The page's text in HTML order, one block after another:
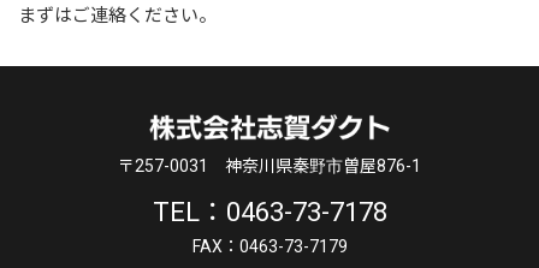
まずはご連絡ください。
〒257-0031 神奈川県秦野市曽屋876-1
TEL：0463-73-7178
FAX：0463-73-7179